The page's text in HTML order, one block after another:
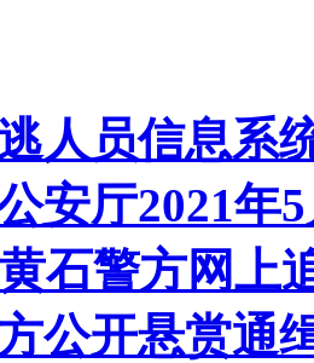
人员信息系
安厅2021年
石警方网上
公开悬赏通